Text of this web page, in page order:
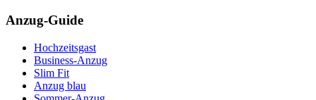
Anzug-Guide
Hochzeitsgast
Business-Anzug
Slim Fit
Anzug blau